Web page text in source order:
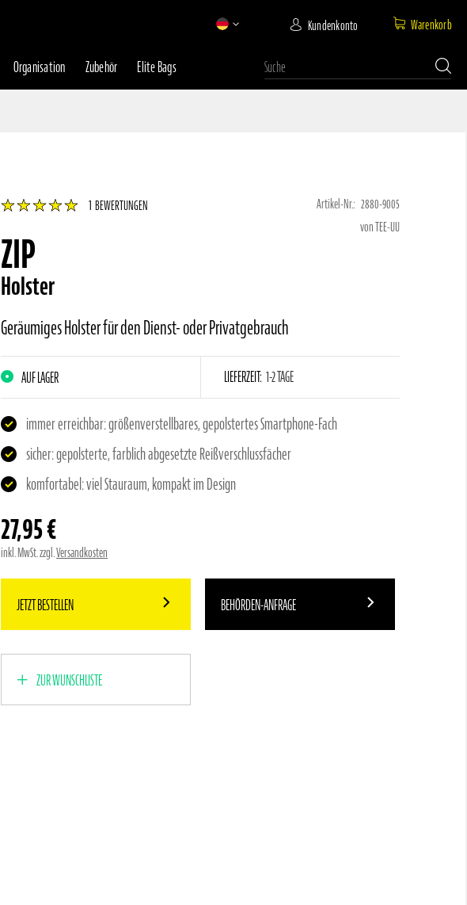
Kundenkonto Warenkorb
Organisation Zubehör Elite Bags
Suche
Bewertung:
1 BEWERTUNGEN Artikel-Nr.: 2880-9005
von TEE-UU
ZIP
Holster
Geräumiges Holster für den Dienst- oder Privatgebrauch
AUF LAGER LIEFERZEIT: 1-2 TAGE
immer erreichbar: größenverstellbares, gepolstertes Smartphone-Fach
sicher: gepolsterte, farblich abgesetzte Reißverschlussfächer
komfortabel: viel Stauraum, kompakt im Design
27,95 €
inkl. MwSt. zzgl.Versandkosten
JETZT BESTELLEN BEHÖRDEN-ANFRAGE
ZUR WUNSCHLISTE